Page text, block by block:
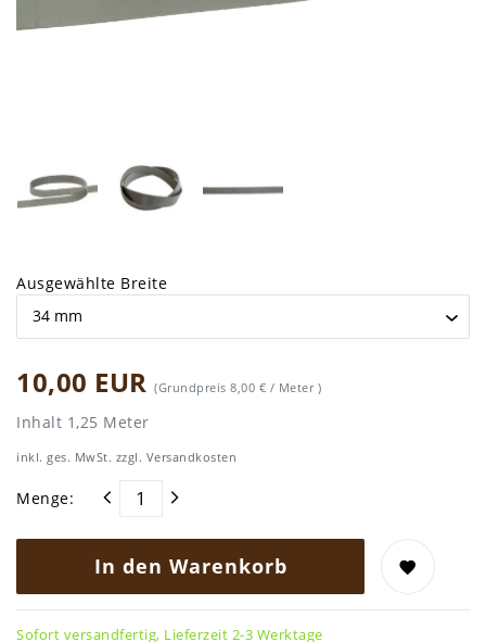
Ausgewählte Breite
10,00 EUR (Grundpreis 8,00 € / Meter )
Inhalt 1,25 Meter
inkl. ges. MwSt. zzgl. Versandkosten
Menge:
In den Warenkorb
Sofort versandfertig, Lieferzeit 2-3 Werktage